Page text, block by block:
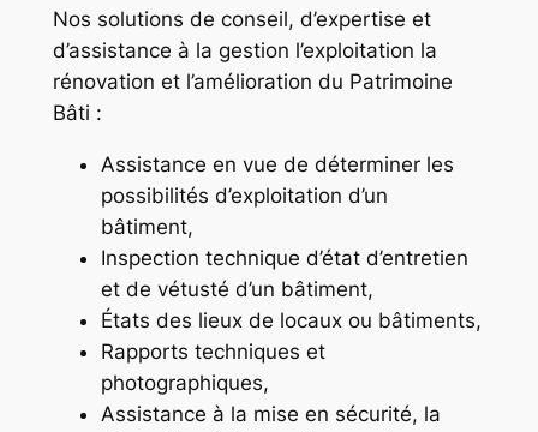
Nos solutions de conseil, d’expertise et
d’assistance à la gestion l’exploitation la
rénovation et l’amélioration du Patrimoine
Bâti :
Assistance en vue de déterminer les
possibilités d’exploitation d’un
bâtiment,
Inspection technique d’état d’entretien
et de vétusté d’un bâtiment,
États des lieux de locaux ou bâtiments,
Rapports techniques et
photographiques,
Assistance à la mise en sécurité, la